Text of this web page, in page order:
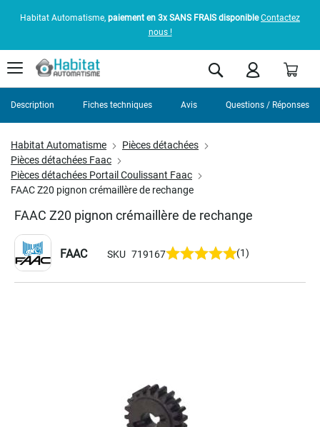
Habitat Automatisme, paiement en 3x SANS FRAIS disponible Contactez
nous !
Rechercher
Habitat Automatisme
Pièces détachées
Pièces détachées Faac
Pièces détachées Portail Coulissant Faac
FAAC Z20 pignon crémaillère de rechange
FAAC Z20 pignon crémaillère de rechange
FAAC SKU 719167 (1)
Description Fiches techniques Avis Questions / Réponses